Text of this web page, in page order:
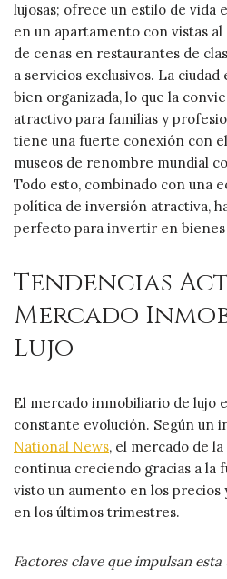
lujosas; ofrece un estilo de vida
en un apartamento con vistas
de cenas en restaurantes de
a servicios exclusivos. La ciudad
bien organizada, lo que la
atractivo para familias y
tiene una fuerte conexión con
museos de renombre mundial
Todo esto, combinado con una
política de inversión atractiva,
perfecto para invertir en bienes
Tendencias
Mercado
Lujo
El mercado inmobiliario de lujo
constante evolución. Según un
National News, el mercado de
continua creciendo gracias a la
visto un aumento en los
en los últimos trimestres.
Factores clave que impulsan